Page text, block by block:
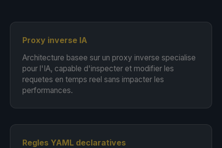
Proxy inverse IA
Architecture basee sur un proxy inverse specialise
pour l'IA, capable d'inspecter et modifier les
requetes en temps reel sans impacter les
performances.
Regles YAML declaratives